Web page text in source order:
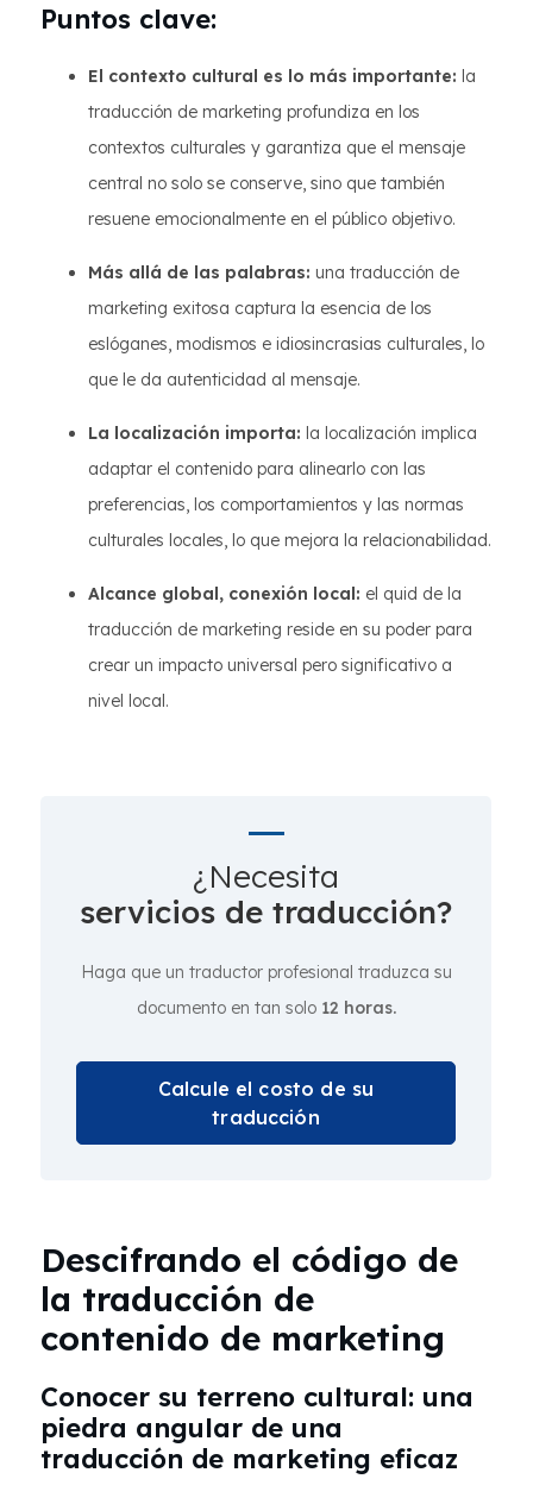
Puntos clave:
El contexto cultural es lo más importante: la
traducción de marketing profundiza en los
contextos culturales y garantiza que el mensaje
central no solo se conserve, sino que también
resuene emocionalmente en el público objetivo.
Más allá de las palabras: una traducción de
marketing exitosa captura la esencia de los
eslóganes, modismos e idiosincrasias culturales, lo
que le da autenticidad al mensaje.
La localización importa: la localización implica
adaptar el contenido para alinearlo con las
preferencias, los comportamientos y las normas
culturales locales, lo que mejora la relacionabilidad.
Alcance global, conexión local: el quid de la
traducción de marketing reside en su poder para
crear un impacto universal pero significativo a
nivel local.
¿Necesita
servicios de traducción?
Haga que un traductor profesional traduzca su
documento en tan solo 12 horas.
Calcule el costo de su
traducción
Descifrando el código de
la traducción de
contenido de marketing
Conocer su terreno cultural: una
piedra angular de una
traducción de marketing eficaz